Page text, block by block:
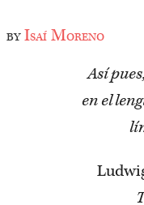
byIsaí Moreno
Así
en el